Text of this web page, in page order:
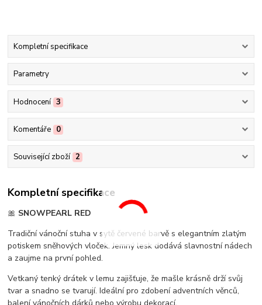
Kompletní specifikace
Parametry
Hodnocení 3
Komentáře 0
Související zboží 2
Kompletní specifikace
🎀 SNOWPEARL RED
Tradiční vánoční stuha v sytě červené barvě s elegantním zlatým
potiskem sněhových vloček. Jemný lesk dodává slavnostní nádech
a zaujme na první pohled.
Vetkaný tenký drátek v lemu zajišťuje, že mašle krásně drží svůj
tvar a snadno se tvarují. Ideální pro zdobení adventních věnců,